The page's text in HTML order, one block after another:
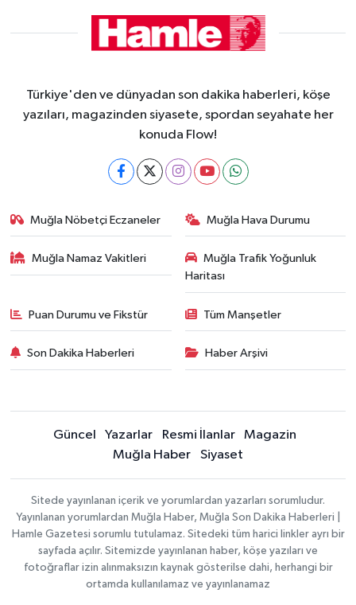
Türkiye'den ve dünyadan son dakika haberleri, köşe
yazıları, magazinden siyasete, spordan seyahate her
konuda Flow!
Muğla Nöbetçi Eczaneler Muğla Hava Durumu
Muğla Namaz Vakitleri
Muğla Trafik Yoğunluk
Haritası
Puan Durumu ve Fikstür Tüm Manşetler
Son Dakika Haberleri Haber Arşivi
Güncel Yazarlar Resmi İlanlar
Magazin
Muğla Haber
Siyaset
Sitede yayınlanan içerik ve yorumlardan yazarları sorumludur.
Yayınlanan yorumlardan Muğla Haber, Muğla Son Dakika Haberleri |
Hamle Gazetesi sorumlu tutulamaz. Sitedeki tüm harici linkler ayrı bir
sayfada açılır. Sitemizde yayınlanan haber, köşe yazıları ve
fotoğraflar izin alınmaksızın kaynak gösterilse dahi, herhangi bir
ortamda kullanılamaz ve yayınlanamaz